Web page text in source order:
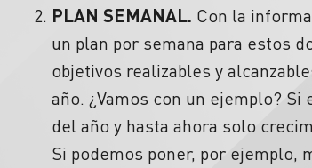
PLAN SEMANAL. Con la
un plan por semana para estos
objetivos realizables y
año. ¿Vamos con un ejemplo?
del año y hasta ahora solo
Si podemos poner, por ejemplo,